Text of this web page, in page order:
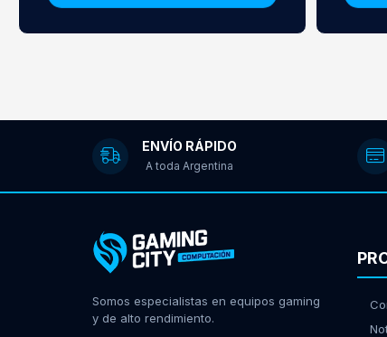
ENVÍO RÁPIDO
A toda Argentina
Somos especialistas en equipos gaming
y de alto rendimiento.